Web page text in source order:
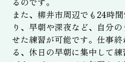
また、柳井市周辺でも24時
り、早朝や深夜など、自分
せた練習が可能です。仕事
る、休日の早朝に集中して